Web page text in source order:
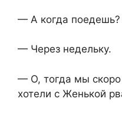
— А когда поедешь?
— Через недельку.
— О, тогда мы скоро
хотели с Женькой